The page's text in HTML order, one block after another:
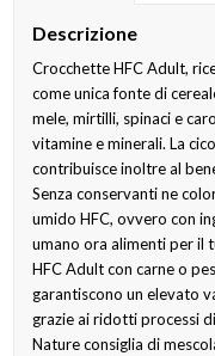
Descrizione
Crocchette HFC Adult,
come unica fonte di
mele, mirtilli, spinaci e
vitamine e minerali. La
contribuisce inoltre al
Senza conservanti ne
umido HFC, ovvero con
umano ora alimenti per il
HFC Adult con carne o
garantiscono un elevato
grazie ai ridotti processi
Nature consiglia di